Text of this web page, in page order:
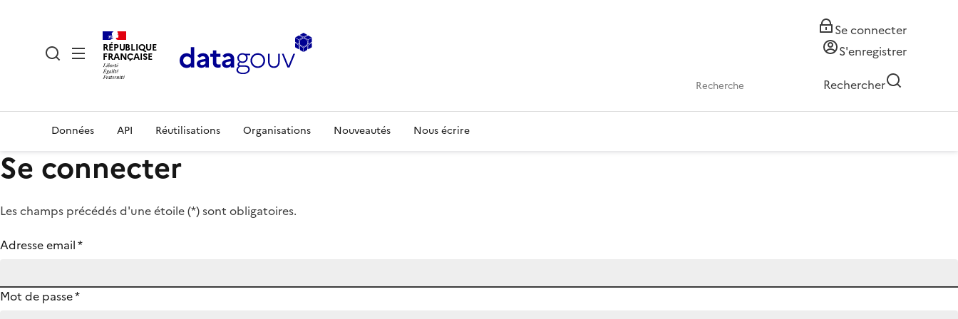
RÉPUBLIQUE
FRANÇAISE
Se connecter
S'enregistrer
Rechercher
Données API Réutilisations Organisations Nouveautés Nous écrire
Se connecter
Les champs précédés d'une étoile (*) sont obligatoires.
Adresse email*
Mot de passe*